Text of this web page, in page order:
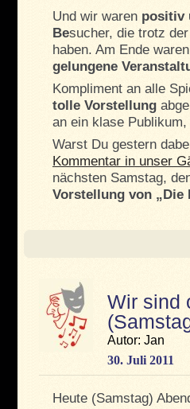
Und wir waren positiv
Besucher, die trotz
haben. Am Ende
gelungene
Kompliment an alle
tolle Vorstellung
an ein klase
Warst Du gestern
Kommentar in unser
nächsten Samstag,
Vorstellung von „Die
Wir sind
Autor: Jan
30. Juli 2011
Heute (Samstag)